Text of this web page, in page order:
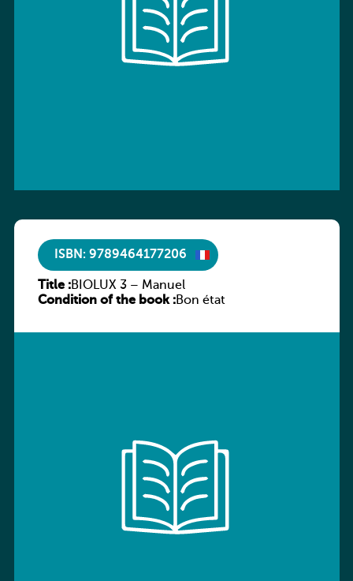
ISBN: 9789464177206
Title :BIOLUX 3 – Manuel
Condition of the book :Bon état